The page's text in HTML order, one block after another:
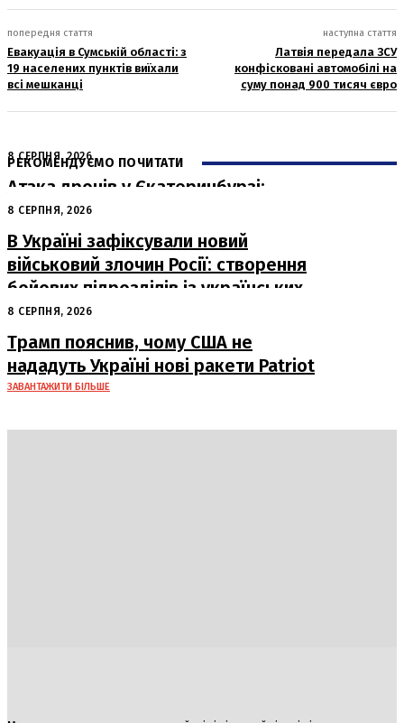
попередня стаття
Евакуація в Сумській області: з
19 населених пунктів виїхали
всі мешканці
наступна стаття
Латвія передала ЗСУ
конфісковані автомобілі на
суму понад 900 тисяч євро
РЕКОМЕНДУЄМО ПОЧИТАТИ
8 СЕРПНЯ, 2026
Атака дронів у Єкатеринбурзі:
загорівся склад Wildberries
8 СЕРПНЯ, 2026
В Україні зафіксували новий
військовий злочин Росії: створення
бойових підрозділів із українських
військовополонених
8 СЕРПНЯ, 2026
Трамп пояснив, чому США не
нададуть Україні нові ракети Patriot
ЗАВАНТАЖИТИ БІЛЬШЕ